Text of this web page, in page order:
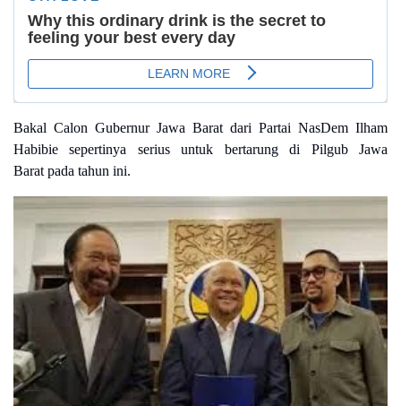
Bakal Calon Gubernur Jawa Barat dari Partai NasDem Ilham
Habibie sepertinya serius untuk bertarung di Pilgub Jawa
Barat pada tahun ini.